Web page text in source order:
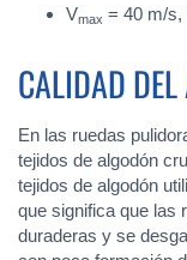
Vmax = 40 m/s,
CALIDAD
En las ruedas
tejidos de algodón
tejidos de algodón
que significa que las
duraderas y se